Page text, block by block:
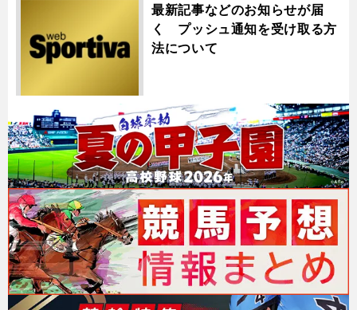
最新記事などのお知らせが届
く プッシュ通知を受け取る方
法について